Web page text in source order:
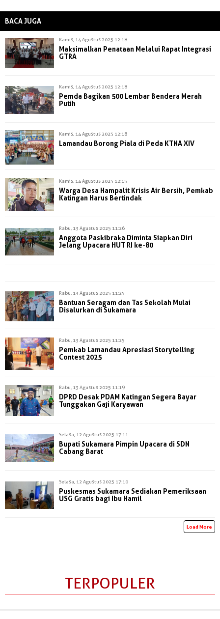
BACA JUGA
Kamis, 14 Agustus 2025 12:18
Maksimalkan Penataan Melalui Rapat Integrasi
GTRA
Kamis, 14 Agustus 2025 12:18
Pemda Bagikan 500 Lembar Bendera Merah
Putih
Kamis, 14 Agustus 2025 12:18
Lamandau Borong Piala di Peda KTNA XIV
Kamis, 14 Agustus 2025 12:15
Warga Desa Hampalit Krisis Air Bersih, Pemkab
Katingan Harus Bertindak
Rabu, 13 Agustus 2025 11:26
Anggota Paskibraka Diminta Siapkan Diri
Jelang Upacara HUT RI ke-80
Rabu, 13 Agustus 2025 11:25
Bantuan Seragam dan Tas Sekolah Mulai
Disalurkan di Sukamara
Rabu, 13 Agustus 2025 11:25
Pemkab Lamandau Apresiasi Storytelling
Contest 2025
Rabu, 13 Agustus 2025 11:19
DPRD Desak PDAM Katingan Segera Bayar
Tunggakan Gaji Karyawan
Selasa, 12 Agustus 2025 17:11
Bupati Sukamara Pimpin Upacara di SDN
Cabang Barat
Selasa, 12 Agustus 2025 17:10
Puskesmas Sukamara Sediakan Pemeriksaan
USG Gratis bagi Ibu Hamil
Load More
TERPOPULER